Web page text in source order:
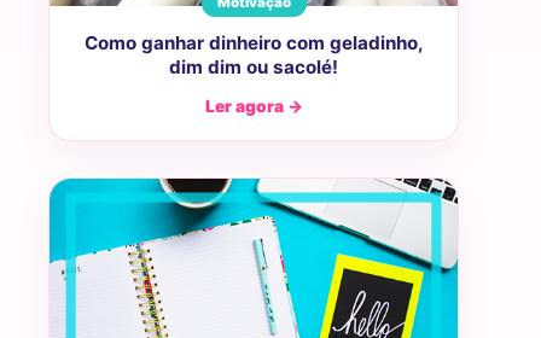
Como ganhar dinheiro com geladinho,
dim dim ou sacolé!
Ler agora →